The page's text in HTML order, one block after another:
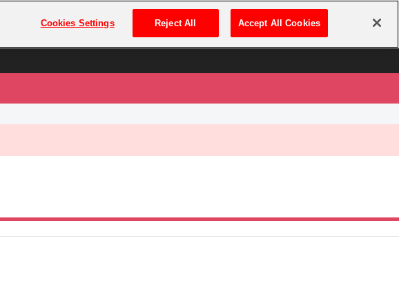
プレミアム会員とは ログイン・新規登録
Cookies Settings Reject All Accept All Cookies